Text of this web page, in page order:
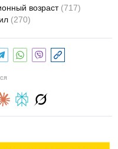
возраст (717)
(270)